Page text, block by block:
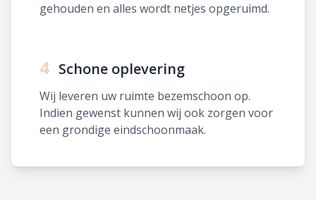
gehouden en alles wordt netjes opgeruimd.
4 Schone oplevering
Wij leveren uw ruimte bezemschoon op.
Indien gewenst kunnen wij ook zorgen voor
een grondige eindschoonmaak.